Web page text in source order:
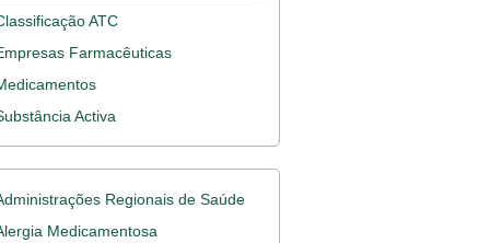
ATC
Farmacêuticas
Activa
Regionais de Saúde
Medicamentosa